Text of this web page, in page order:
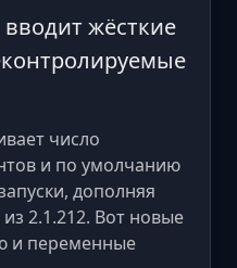
вводит жёсткие
число
и по умолчанию
дополняя
2.1.212. Вот новые
и переменные